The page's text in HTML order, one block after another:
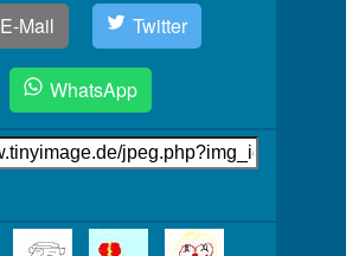
E-Mail Twitter
WhatsApp